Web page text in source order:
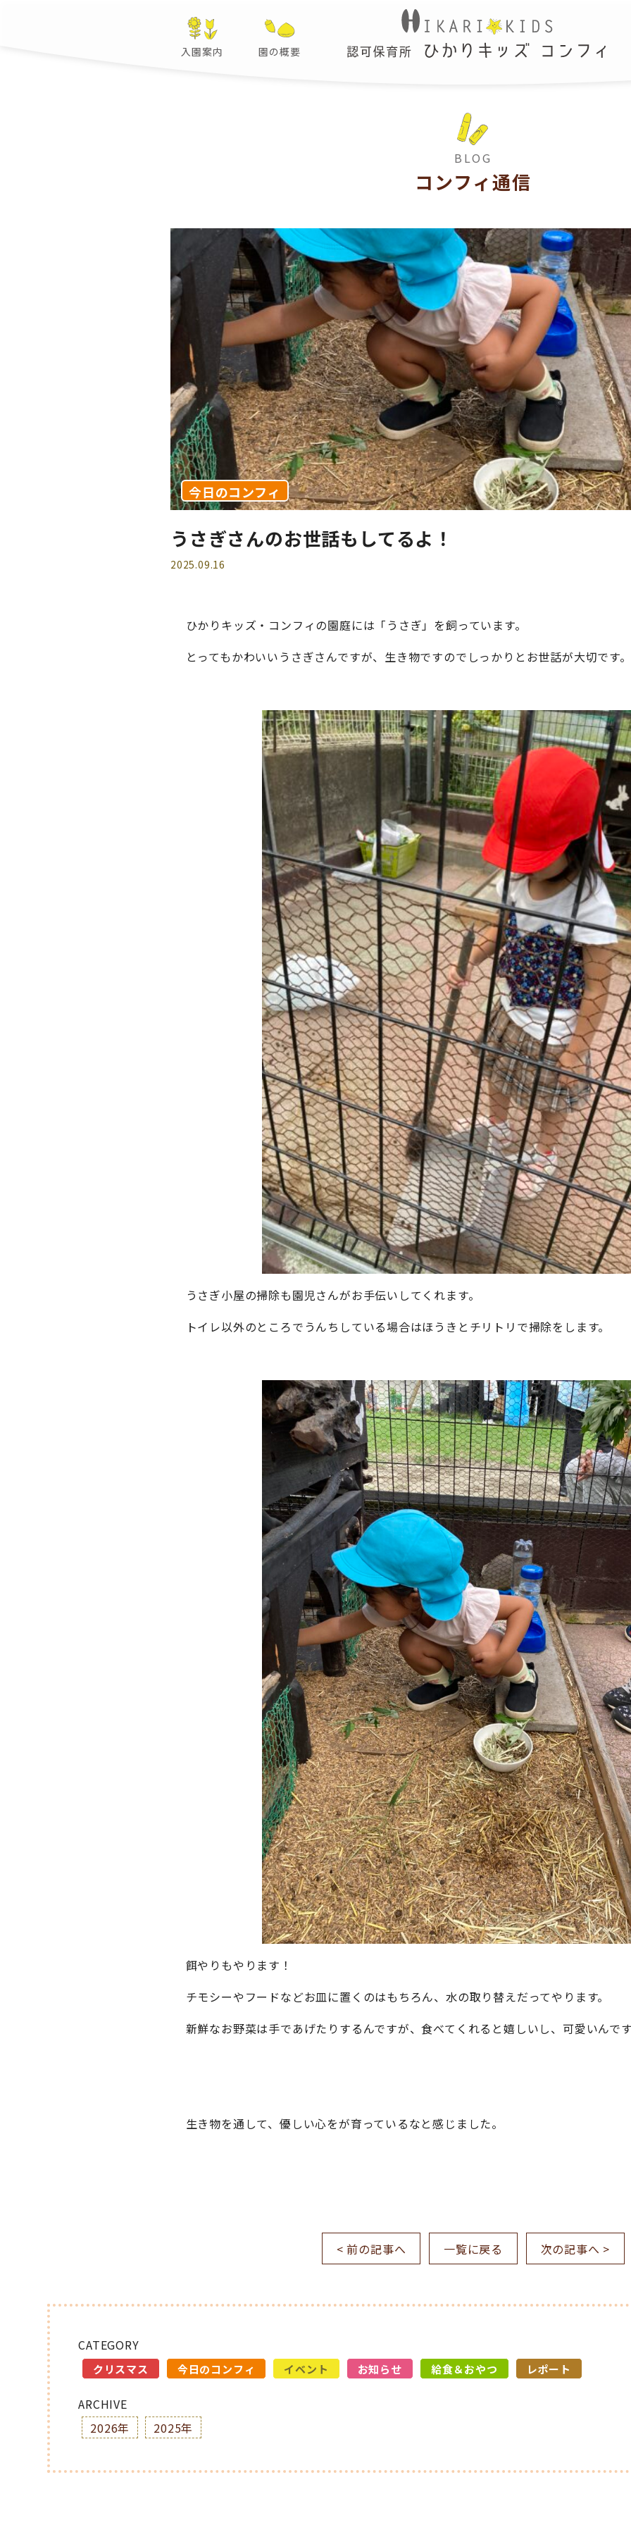
入園案内 園の概要
BLOG
コンフィ通信
今日のコンフィ
うさぎさんのお世話もしてるよ！
2025.09.16
ひかりキッズ・コンフィの園庭には「うさぎ」を飼っています。
とってもかわいいうさぎさんですが、生き物ですのでしっかりとお世話が大切です。
うさぎ小屋の掃除も園児さんがお手伝いしてくれます。
トイレ以外のところでうんちしている場合はほうきとチリトリで掃除をします。
餌やりもやります！
チモシーやフードなどお皿に置くのはもちろん、水の取り替えだってやります。
新鮮なお野菜は手であげたりするんですが、食べてくれると嬉しいし、可愛いんで
生き物を通して、優しい心をが育っているなと感じました。
< 前の記事へ 一覧に戻る 次の記事へ >
CATEGORY
クリスマス 今日のコンフィ イベント お知らせ 給食＆おやつ レポート
ARCHIVE
2026年
2025年